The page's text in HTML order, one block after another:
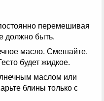
перемешивая
должно быть.
масло. Смешайте.
будет жидкое.
маслом или
блины только с